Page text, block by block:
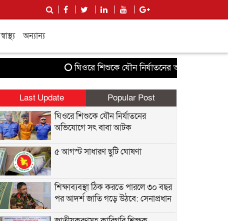
স্বাস্থ্য অন্যান্য
ঘিওরে শিশুকে যৌন নির্যাতনের অভিযোগে সৎ বাবা
Last Update
Popular Post
ঘিওরে শিশুকে যৌন নির্যাতনের
অভিযোগে সৎ বাবা আটক
৫ আগস্ট সাধারণ ছুটি ঘোষণা
শিক্ষাব্যবস্থা ঠিক করতে পারলে ৩০ বছর
পর আদর্শ জাতি গড়ে উঠবে: সেনাপ্রধান